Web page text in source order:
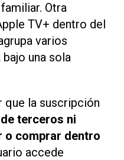
Otra
TV+ dentro del
varios
una sola
que la suscripción
terceros ni
o comprar dentro
accede